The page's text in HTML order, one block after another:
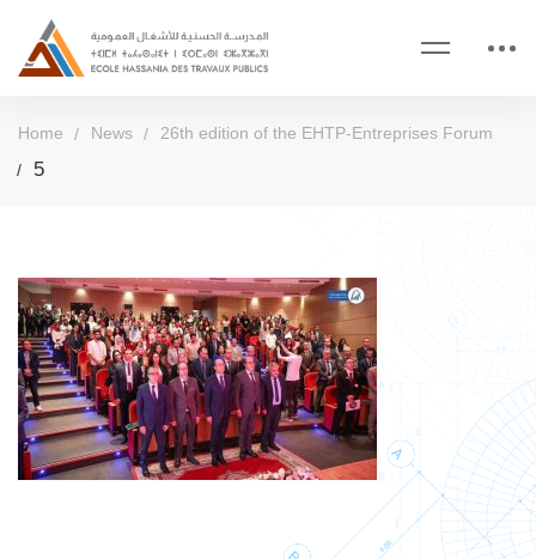
Home News 26th edition of the EHTP-Entreprises Forum
5